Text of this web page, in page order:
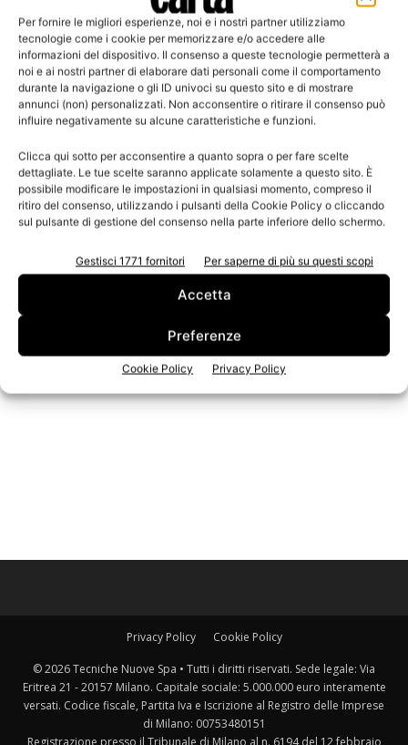
Per fornire le migliori esperienze, noi e i nostri partner utilizziamo
tecnologie come i cookie per memorizzare e/o accedere alle
informazioni del dispositivo. Il consenso a queste tecnologie permetterà a
noi e ai nostri partner di elaborare dati personali come il comportamento
durante la navigazione o gli ID univoci su questo sito e di mostrare
annunci (non) personalizzati. Non acconsentire o ritirare il consenso può
influire negativamente su alcune caratteristiche e funzioni.
Clicca qui sotto per acconsentire a quanto sopra o per fare scelte
dettagliate. Le tue scelte saranno applicate solamente a questo sito. È
possibile modificare le impostazioni in qualsiasi momento, compreso il
ritiro del consenso, utilizzando i pulsanti della Cookie Policy o cliccando
sul pulsante di gestione del consenso nella parte inferiore dello schermo.
Gestisci 1771 fornitori Per saperne di più su questi scopi
Accetta
Preferenze
Cookie Policy Privacy Policy
Leggi la rivista
Iscriviti alla newsletter
Privacy Policy Cookie Policy
© 2026 Tecniche Nuove Spa • Tutti i diritti riservati. Sede legale: Via
Eritrea 21 - 20157 Milano. Capitale sociale: 5.000.000 euro interamente
versati. Codice fiscale, Partita Iva e Iscrizione al Registro delle Imprese
di Milano: 00753480151